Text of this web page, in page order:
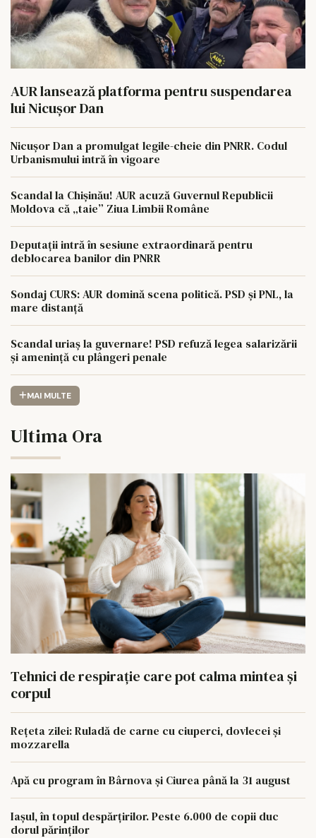
AUR lansează platforma pentru suspendarea
lui Nicușor Dan
Nicușor Dan a promulgat legile-cheie din PNRR. Codul
Urbanismului intră în vigoare
Scandal la Chișinău! AUR acuză Guvernul Republicii
Moldova că „taie” Ziua Limbii Române
Deputații intră în sesiune extraordinară pentru
deblocarea banilor din PNRR
Sondaj CURS: AUR domină scena politică. PSD și PNL, la
mare distanță
Scandal uriaș la guvernare! PSD refuză legea salarizării
și amenință cu plângeri penale
MAI MULTE
Ultima Ora
Tehnici de respirație care pot calma mintea și
corpul
Rețeta zilei: Ruladă de carne cu ciuperci, dovlecei și
mozzarella
Apă cu program în Bârnova și Ciurea până la 31 august
Iașul, în topul despărțirilor. Peste 6.000 de copii duc
dorul părinților